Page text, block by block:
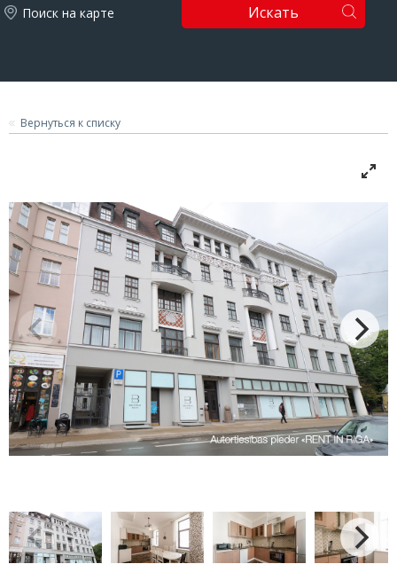
Поиск на карте Искать
Вернуться к списку